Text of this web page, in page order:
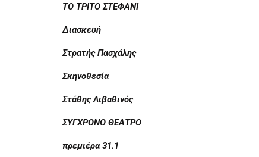
ΤΟ ΤΡΙΤΟ ΣΤΕΦΑΝΙ
Διασκευή
Στρατής Πασχάλης
Σκηνοθεσία
Στάθης Λιβαθινός
ΣΥΓΧΡΟΝΟ ΘΕΑΤΡΟ
πρεμιέρα 31.1